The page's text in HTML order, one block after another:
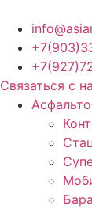
содержимому
Связаться с